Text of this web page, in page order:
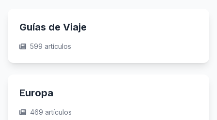
Guías de Viaje
599 artículos
Europa
469 artículos